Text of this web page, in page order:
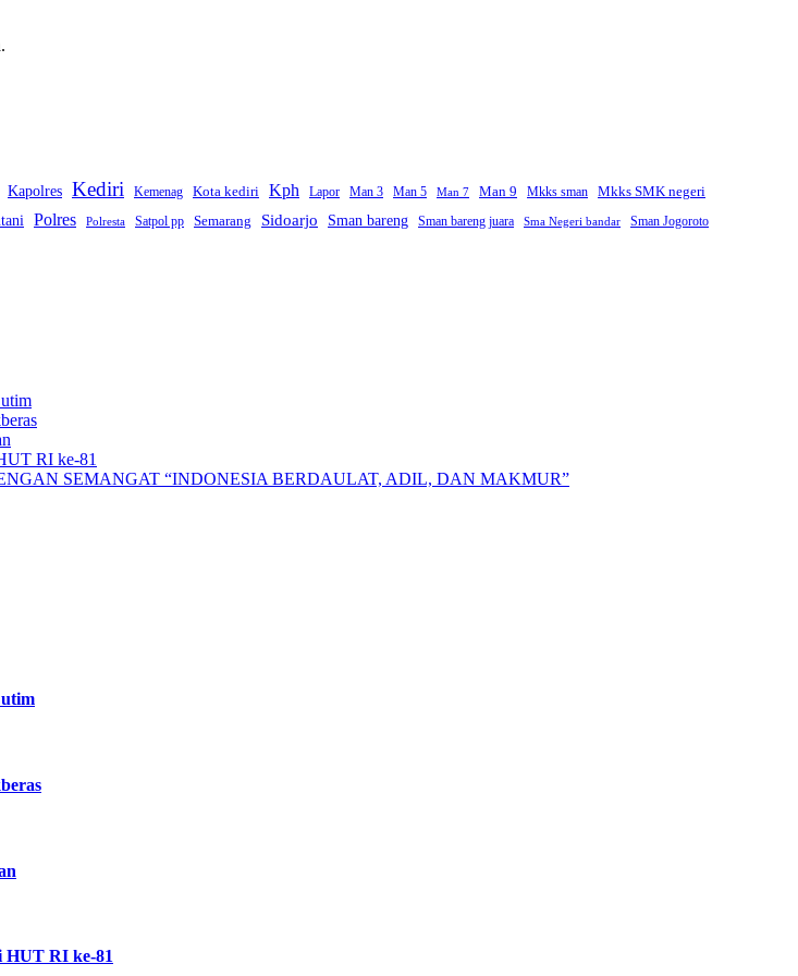
Kapolres Kediri Kemenag Kota kediri Kph Lapor Man 3 Man 5 Man 7 Man 9 Mkks sman Mkks SMK negeri
Polres Polresta Satpol pp Semarang Sidoarjo Sman bareng Sman bareng juara Sma Negeri bandar Sman Jogoroto
RI ke-81
SEMANGAT “INDONESIA BERDAULAT, ADIL, DAN MAKMUR”
HUT RI ke-81